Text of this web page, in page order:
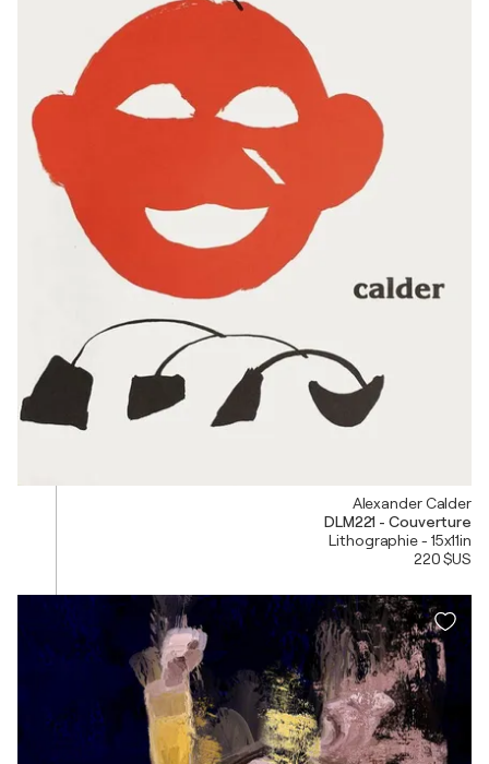
Alexander Calder
DLM221 - Couverture
Lithographie - 15x11in
220 $US